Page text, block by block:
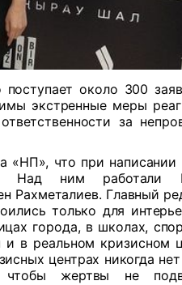
около 300
экстренные меры
за
«НП», что при написании
Над ним работали
Рахметалиев. Главный
только для
города, в школах,
и в реальном кризисном
центрах никогда
жертвы не